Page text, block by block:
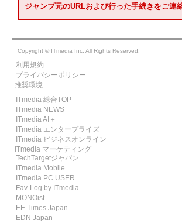
ジャンプ元のURLおよび行った手続きをご連
Copyright © ITmedia Inc. All Rights Reserved.
利用規約
プライバシーポリシー
推奨環境
ITmedia 総合TOP
ITmedia NEWS
ITmedia AI＋
ITmedia エンタープライズ
ITmedia ビジネスオンライン
ITmedia マーケティング
TechTargetジャパン
ITmedia Mobile
ITmedia PC USER
Fav-Log by ITmedia
MONOist
EE Times Japan
EDN Japan